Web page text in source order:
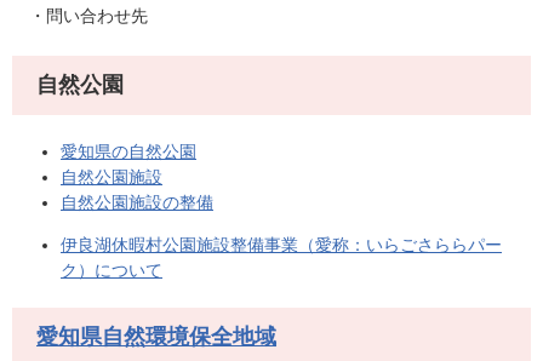
・問い合わせ先
自然公園
愛知県の自然公園
自然公園施設
自然公園施設の整備
伊良湖休暇村公園施設整備事業（愛称：いらごさららパー
ク）について
愛知県自然環境保全地域